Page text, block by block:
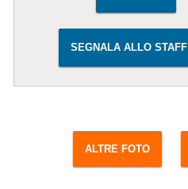
SEGNALA ALLO STAFF
ALTRE FOTO